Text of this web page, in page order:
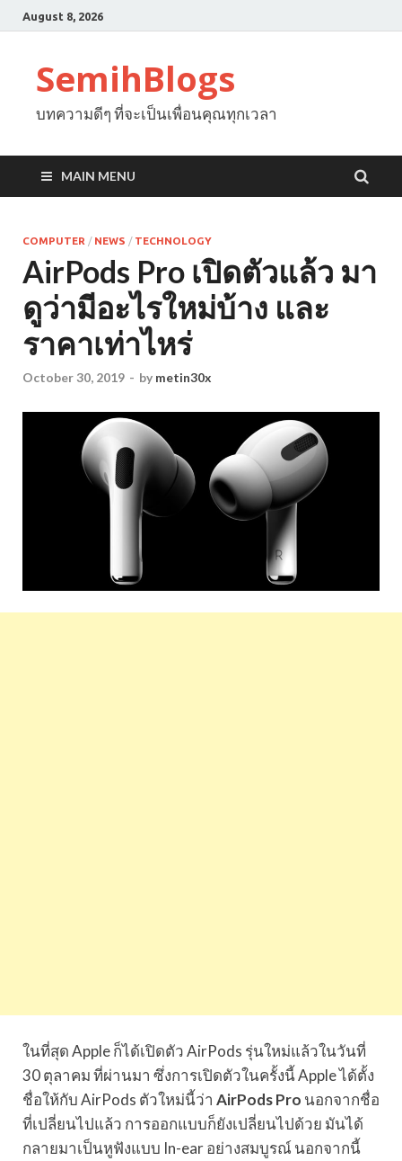
August 8, 2026
SemihBlogs
บทความดีๆ ที่จะเป็นเพื่อนคุณทุกเวลา
MAIN MENU
COMPUTER / NEWS / TECHNOLOGY
AirPods Pro เปิดตัวแล้ว มา
ดูว่ามีอะไรใหม่บ้าง และ
ราคาเท่าไหร่
October 30, 2019 - by metin30x
ในที่สุด Apple ก็ได้เปิดตัว AirPods รุ่นใหม่แล้วในวันที่
30 ตุลาคม ที่ผ่านมา ซึ่งการเปิดตัวในครั้งนี้ Apple ได้ตั้ง
ชื่อให้กับ AirPods ตัวใหม่นี้ว่า AirPods Pro นอกจากชื่อ
ที่เปลี่ยนไปแล้ว การออกแบบก็ยังเปลี่ยนไปด้วย มันได้
กลายมาเป็นหูฟังแบบ In-ear อย่างสมบูรณ์ นอกจากนี้